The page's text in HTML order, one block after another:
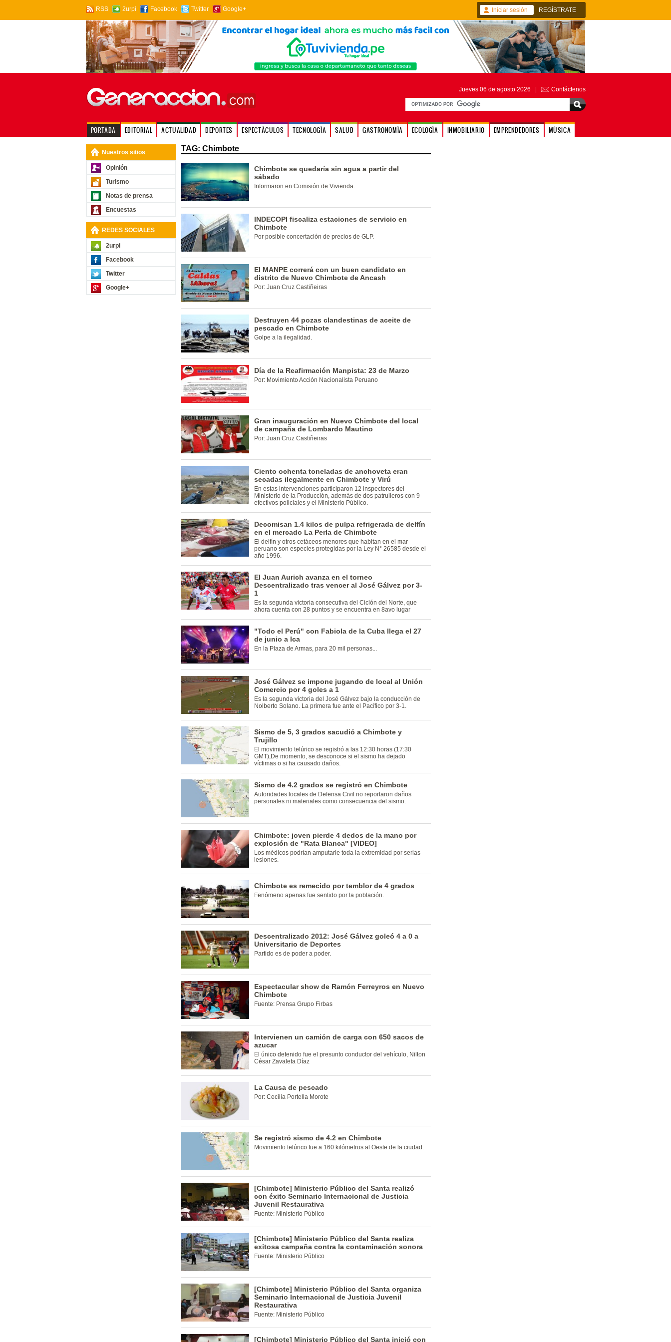
RSS 2urpi Facebook Twitter Google+ Iniciar sesión REGÍSTRATE
Jueves 06 de agosto 2026 | Contáctenos
PORTADA EDITORIAL ACTUALIDAD DEPORTES ESPECTÁCULOS TECNOLOGÍA SALUD GASTRONOMÍA ECOLOGÍA INMOBILIARIO EMPRENDEDORES MÚSICA
Nuestros sitios
Opinión
Turismo
Notas de prensa
Encuestas
REDES SOCIALES
2urpi
Facebook
Twitter
Google+
TAG: Chimbote
Chimbote se quedaría sin agua a partir del
sábado
Informaron en Comisión de Vivienda.
INDECOPI fiscaliza estaciones de servicio en
Chimbote
Por posible concertación de precios de GLP.
El MANPE correrá con un buen candidato en
distrito de Nuevo Chimbote de Ancash
Por: Juan Cruz Castiñeiras
Destruyen 44 pozas clandestinas de aceite de
pescado en Chimbote
Golpe a la ilegalidad.
Día de la Reafirmación Manpista: 23 de Marzo
Por: Movimiento Acción Nacionalista Peruano
Gran inauguración en Nuevo Chimbote del local
de campaña de Lombardo Mautino
Por: Juan Cruz Castiñeiras
Ciento ochenta toneladas de anchoveta eran
secadas ilegalmente en Chimbote y Virú
En estas intervenciones participaron 12 inspectores del
Ministerio de la Producción, además de dos patrulleros con 9
efectivos policiales y el Ministerio Público.
Decomisan 1.4 kilos de pulpa refrigerada de delfín
en el mercado La Perla de Chimbote
El delfín y otros cetáceos menores que habitan en el mar
peruano son especies protegidas por la Ley N° 26585 desde el
año 1996.
El Juan Aurich avanza en el torneo
Descentralizado tras vencer al José Gálvez por 3-
1
Es la segunda victoria consecutiva del Ciclón del Norte, que
ahora cuenta con 28 puntos y se encuentra en 8avo lugar
"Todo el Perú" con Fabiola de la Cuba llega el 27
de junio a Ica
En la Plaza de Armas, para 20 mil personas...
José Gálvez se impone jugando de local al Unión
Comercio por 4 goles a 1
Es la segunda victoria del José Gálvez bajo la conducción de
Nolberto Solano. La primera fue ante el Pacífico por 3-1.
Sismo de 5, 3 grados sacudió a Chimbote y
Trujillo
El movimiento telúrico se registró a las 12:30 horas (17:30
GMT),De momento, se desconoce si el sismo ha dejado
víctimas o si ha causado daños.
Sismo de 4.2 grados se registró en Chimbote
Autoridades locales de Defensa Civil no reportaron daños
personales ni materiales como consecuencia del sismo.
Chimbote: joven pierde 4 dedos de la mano por
explosión de "Rata Blanca" [VIDEO]
Los médicos podrían amputarle toda la extremidad por serias
lesiones.
Chimbote es remecido por temblor de 4 grados
Fenómeno apenas fue sentido por la población.
Descentralizado 2012: José Gálvez goleó 4 a 0 a
Universitario de Deportes
Partido es de poder a poder.
Espectacular show de Ramón Ferreyros en Nuevo
Chimbote
Fuente: Prensa Grupo Firbas
Intervienen un camión de carga con 650 sacos de
azucar
El único detenido fue el presunto conductor del vehículo, Nilton
César Zavaleta Díaz
La Causa de pescado
Por: Cecilia Portella Morote
Se registró sismo de 4.2 en Chimbote
Movimiento telúrico fue a 160 kilómetros al Oeste de la ciudad.
[Chimbote] Ministerio Público del Santa realizó
con éxito Seminario Internacional de Justicia
Juvenil Restaurativa
Fuente: Ministerio Público
[Chimbote] Ministerio Público del Santa realiza
exitosa campaña contra la contaminación sonora
Fuente: Ministerio Público
[Chimbote] Ministerio Público del Santa organiza
Seminario Internacional de Justicia Juvenil
Restaurativa
Fuente: Ministerio Público
[Chimbote] Ministerio Público del Santa inició con